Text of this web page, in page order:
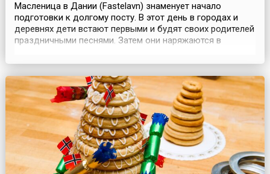
Масленица в Дании (Fastelavn) знаменует начало
подготовки к долгому посту. В этот день в городах и
деревнях дети встают первыми и будят своих родителей
праздничными песнями. Затем они наряжаются в
березовые ветки Fastelavnsris, украшенные яркой
бумагой и конфетами, ходят по улицам и поют песни в
надежде, что горожане наполнят их коробки
сладостями...